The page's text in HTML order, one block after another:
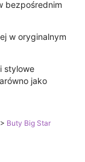
bezpośrednim
w oryginalnym
stylowe
jako
> Buty Big Star